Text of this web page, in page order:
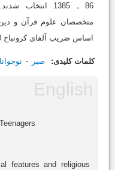
86 ـ 1385
متخصصان علوم قرآن و
اساس ضریب آلفای کرونباخ 866/0 محاسبه شد.
کلمات کلیدی: صبر
features and religious